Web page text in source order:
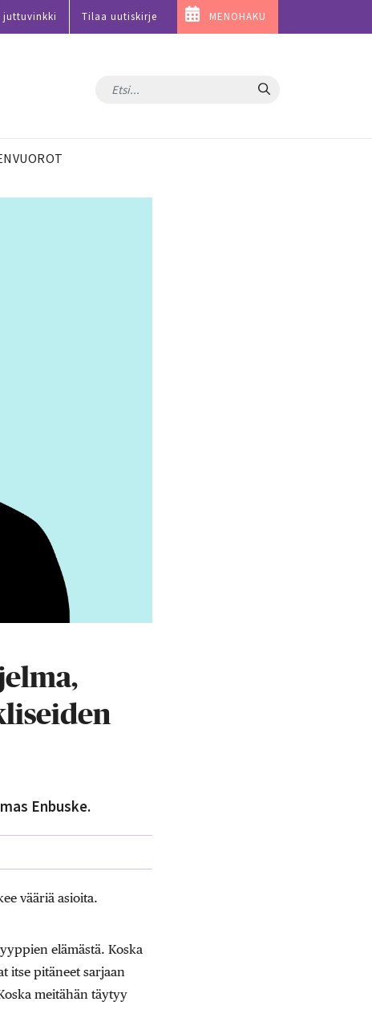
juttuvinkki Tilaa uutiskirje MENOHAKU
Hae
Enbuske.
vääriä asioita.
elämästä. Koska
itse pitäneet sarjaan
meitähän täytyy